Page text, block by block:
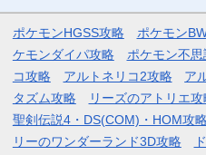
ポケモンHGSS攻略 ポケモン
ケモンダイパ攻略
ポケモン不
コ攻略
アルトネリコ2攻略 ア
タズム攻略
リーズのアトリエ攻
聖剣伝説4・DS(COM)・HOM攻
リーのワンダーランド3D攻略